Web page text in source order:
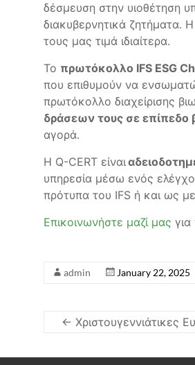
δέσμευση στην υιοθέτηση
διακυβερνητικά ζητήματα.
τους μας τιμά ιδιαίτερα.
Το πρωτόκολλο IFS ESG
που επιθυμούν να
πρωτόκολλο διαχείρισης
δράσεων τους σε επίπεδο
αγορά.
Η Q-CERT είναι
υπηρεσία μέσω ενός
πρότυπα του IFS ή και ως
Επικοινωνήστε μαζί μας
admin January 22, 2025
← Χριστουγεννιάτικες